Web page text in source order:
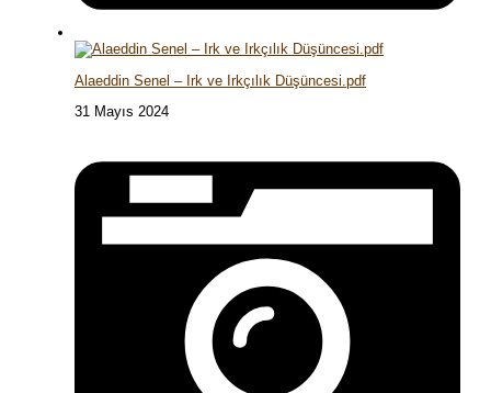
Alaeddin Senel – Irk ve Irkçılık Düşüncesi.pdf
31 Mayıs 2024